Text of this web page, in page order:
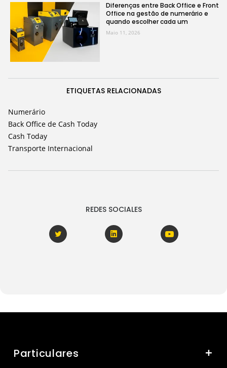
Diferenças entre Back Office e Front
Office na gestão de numerário e
quando escolher cada um
Maio 11, 2026
ETIQUETAS RELACIONADAS
Numerário
Back Office de Cash Today
Cash Today
Transporte Internacional
REDES SOCIALES
Particulares